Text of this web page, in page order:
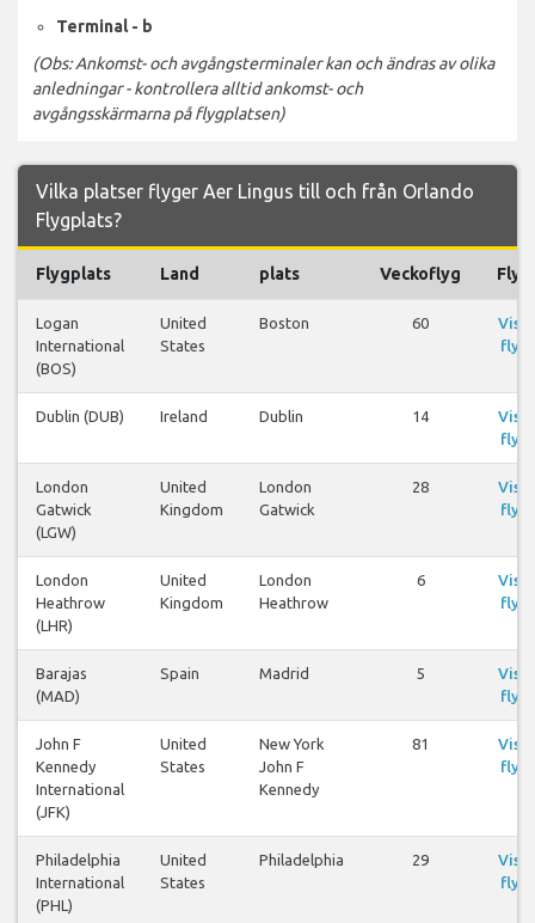
Terminal - b
(Obs: Ankomst- och avgångsterminaler kan och ändras av olika
anledningar - kontrollera alltid ankomst- och
avgångsskärmarna på flygplatsen)
Vilka platser flyger Aer Lingus till och från Orlando
Flygplats?
Flygplats Land plats Veckoflyg Flyg
Logan
International
(BOS)
United
States
Boston 60
Visa
flyg
Dublin (DUB) Ireland Dublin 14
Visa
flyg
London
Gatwick
(LGW)
United
Kingdom
London
Gatwick
28
Visa
flyg
London
Heathrow
(LHR)
United
Kingdom
London
Heathrow
6
Visa
flyg
Barajas
(MAD)
Spain Madrid 5
Visa
flyg
John F
Kennedy
International
(JFK)
United
States
New York
John F
Kennedy
81
Visa
flyg
Philadelphia
International
(PHL)
United
States
Philadelphia 29
Visa
flyg